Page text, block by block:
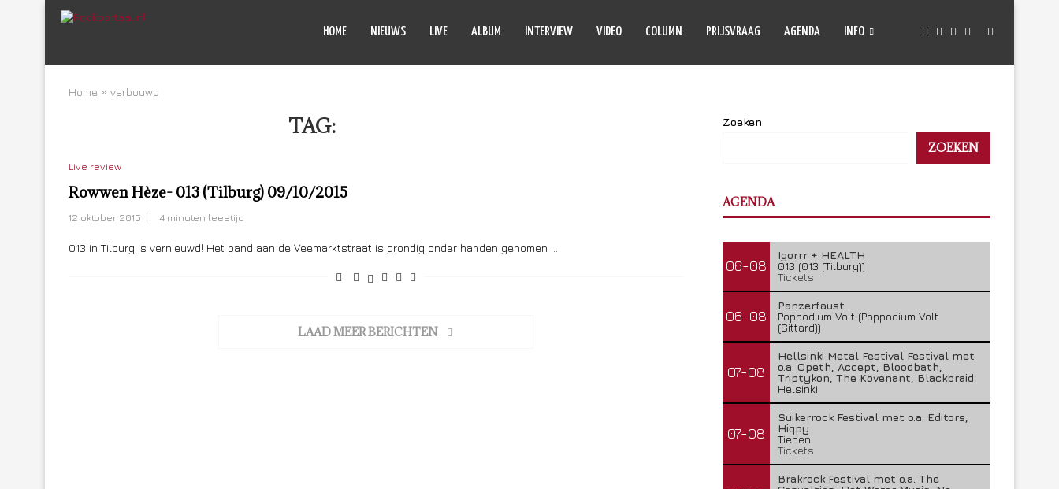
HOME NIEUWS LIVE ALBUM INTERVIEW VIDEO COLUMN PRIJSVRAAG AGENDA INFO
Home » verbouwd
TAG:
Live review
Rowwen Hèze- 013 (Tilburg) 09/10/2015
12 oktober 2015 4 minuten leestijd
013 in Tilburg is vernieuwd! Het pand aan de Veemarktstraat is grondig onder handen genomen …
LAAD MEER BERICHTEN
Zoeken
ZOEKEN
AGENDA
06-08
Igorrr + HEALTH
013 (013 (Tilburg))
Tickets
06-08
Panzerfaust
Poppodium Volt (Poppodium Volt
(Sittard))
07-08
Hellsinki Metal Festival Festival met
o.a. Opeth, Accept, Bloodbath,
Triptykon, The Kovenant, Blackbraid
Helsinki
07-08
Suikerrock Festival met o.a. Editors,
Hiqpy
Tienen
Tickets
Brakrock Festival met o.a. The